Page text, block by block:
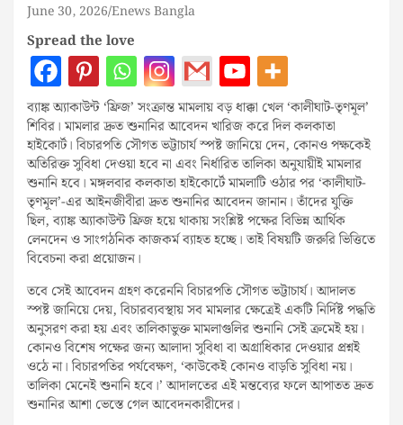
June 30, 2026 Enews Bangla
Spread the love
ব্যাঙ্ক অ্যাকাউন্ট ‘ফ্রিজ’ সংক্রান্ত মামলায় বড় ধাক্কা খেল ‘কালীঘাট-তৃণমূল’
শিবির। মামলার দ্রুত শুনানির আবেদন খারিজ করে দিল কলকাতা
হাইকোর্ট। বিচারপতি সৌগত ভট্টাচার্য স্পষ্ট জানিয়ে দেন, কোনও পক্ষকেই
অতিরিক্ত সুবিধা দেওয়া হবে না এবং নির্ধারিত তালিকা অনুযায়ীই মামলার
শুনানি হবে। মঙ্গলবার কলকাতা হাইকোর্টে মামলাটি ওঠার পর ‘কালীঘাট-
তৃণমূল’-এর আইনজীবীরা দ্রুত শুনানির আবেদন জানান। তাঁদের যুক্তি
ছিল, ব্যাঙ্ক অ্যাকাউন্ট ফ্রিজ হয়ে থাকায় সংশ্লিষ্ট পক্ষের বিভিন্ন আর্থিক
লেনদেন ও সাংগঠনিক কাজকর্ম ব্যাহত হচ্ছে। তাই বিষয়টি জরুরি ভিত্তিতে
বিবেচনা করা প্রয়োজন।
তবে সেই আবেদন গ্রহণ করেননি বিচারপতি সৌগত ভট্টাচার্য। আদালত
স্পষ্ট জানিয়ে দেয়, বিচারব্যবস্থায় সব মামলার ক্ষেত্রেই একটি নির্দিষ্ট পদ্ধতি
অনুসরণ করা হয় এবং তালিকাভুক্ত মামলাগুলির শুনানি সেই ক্রমেই হয়।
কোনও বিশেষ পক্ষের জন্য আলাদা সুবিধা বা অগ্রাধিকার দেওয়ার প্রশ্নই
ওঠে না। বিচারপতির পর্যবেক্ষণ, ‘কাউকেই কোনও বাড়তি সুবিধা নয়।
তালিকা মেনেই শুনানি হবে।’ আদালতের এই মন্তব্যের ফলে আপাতত দ্রুত
শুনানির আশা ভেস্তে গেল আবেদনকারীদের।